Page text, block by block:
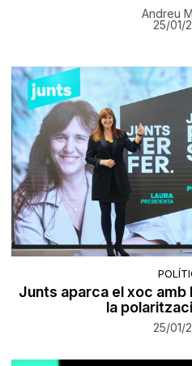
Andreu
25/01/
Junts aparca el xoc amb
la
25/01/